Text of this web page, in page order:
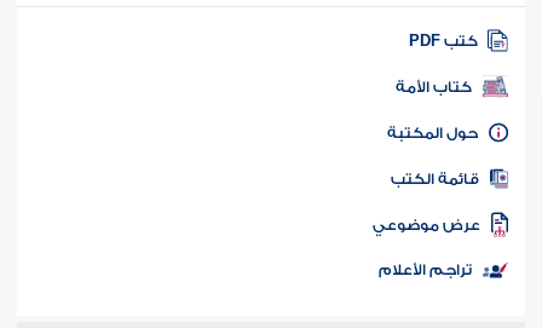
كتب PDF
كتاب الأمة
المكتبة
الكتب
موضوعي